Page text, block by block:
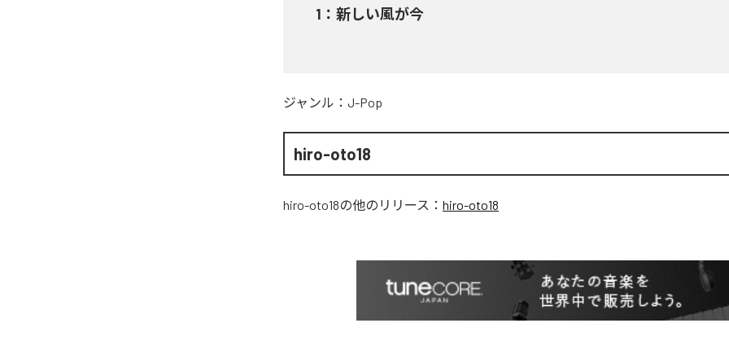
1 ： 新しい風が今
ジャンル： J-Pop
hiro-oto18
hiro-oto18の他のリリース： hiro-oto18